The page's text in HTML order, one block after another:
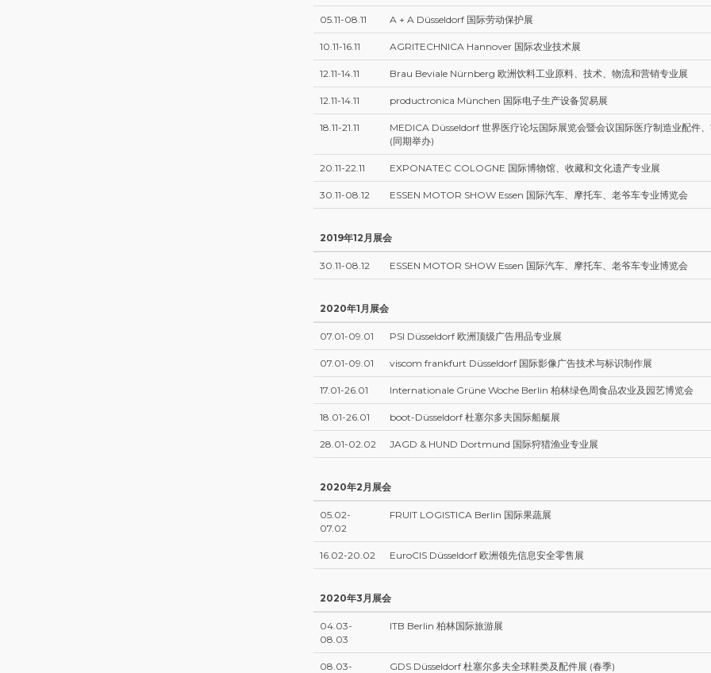
05.11-08.11 A + A Düsseldorf 国际劳动保护展
10.11-16.11 AGRITECHNICA Hannover 国际农业技术展
12.11-14.11 Brau Beviale Nürnberg 欧洲饮料工业原料、技术、物流和营销专业展
12.11-14.11 productronica München 国际电子生产设备贸易展
18.11-21.11
MEDICA Düsseldorf 世界医疗论坛国际展览会暨会议国际医疗制造业配件
(同期举办)
20.11-22.11 EXPONATEC COLOGNE 国际博物馆、收藏和文化遗产专业展
30.11-08.12 ESSEN MOTOR SHOW Essen 国际汽车、摩托车、老爷车专业博览会
2019年12月展会
30.11-08.12 ESSEN MOTOR SHOW Essen 国际汽车、摩托车、老爷车专业博览会
2020年1月展会
07.01-09.01 PSI Düsseldorf 欧洲顶级广告用品专业展
07.01-09.01 viscom frankfurt Düsseldorf 国际影像广告技术与标识制作展
17.01-26.01 Internationale Grüne Woche Berlin 柏林绿色周食品农业及园艺博览会
18.01-26.01 boot-Düsseldorf 杜塞尔多夫国际船艇展
28.01-02.02 JAGD & HUND Dortmund 国际狩猎渔业专业展
2020年2月展会
05.02-
07.02
FRUIT LOGISTICA Berlin 国际果蔬展
16.02-20.02 EuroCIS Düsseldorf 欧洲领先信息安全零售展
2020年3月展会
04.03-
08.03
ITB Berlin 柏林国际旅游展
08.03-
GDS Düsseldorf 杜塞尔多夫全球鞋类及配件展 (春季)